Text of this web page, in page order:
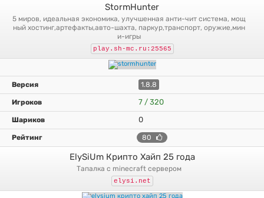
StormHunter
5 миров, идеальная экономика, улучшенная анти-чит система, мощ
ный хостинг,артефакты,авто-шахта, паркур,транспорт, оружие,мин
и-игры
play.sh-mc.ru:25565
1.8.8
7 / 320
0
80
ElySiUm Крипто Хайп 25 года
тапалка с minecraft сервером
elysi.net